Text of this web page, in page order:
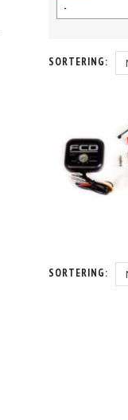
-
SORTERING:
SORTERING: